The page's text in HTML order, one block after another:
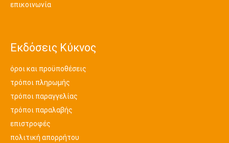
επικοινωνία
Εκδόσεις Κύκνος
όροι και προϋποθέσεις
τρόποι πληρωμής
τρόποι παραγγελίας
τρόποι παραλαβής
επιστροφές
πολιτική απορρήτου